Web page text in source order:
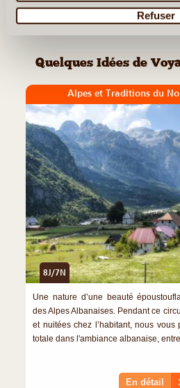
Refuser
<< Retour aux
Quelques Idées de
Alpes et Traditions du
8J/7N
Une nature d’une beauté
des Alpes Albanaises. Pendant ce
et nuitées chez l’habitant, nous vous
totale dans l'ambiance albanaise,
En détail